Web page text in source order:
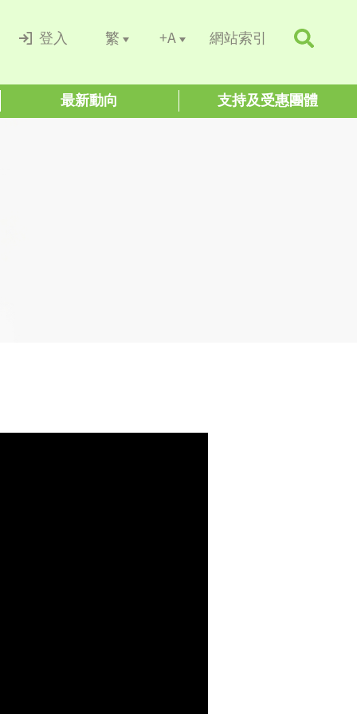
登入 繁 +A 網站索引
最新動向 支持及受惠團體